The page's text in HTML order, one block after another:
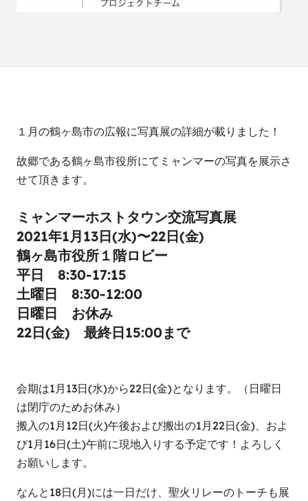
１月の鶴ヶ島市の広報に写真展の詳細が載りました！
故郷である鶴ヶ島市役所にてミャンマーの写真を展示さ
せて頂きます。
ミャンマーホストタウン交流写真展
2021年1月13日(水)〜22日(金)
鶴ヶ島市役所１階ロビー
平日 8:30-17:15
土曜日 8:30-12:00
日曜日 お休み
22日(金) 最終日15:00まで
会期は1月13日(水)から22日(金)となります。（日曜日
は閉庁のためお休み）
搬入の1月12日(火)午後および搬出の1月22日(金)、およ
び1月16日(土)午前に現地入りする予定です！よろしく
お願いします。
なんと18日(月)には一日だけ、聖火リレーのトーチも展